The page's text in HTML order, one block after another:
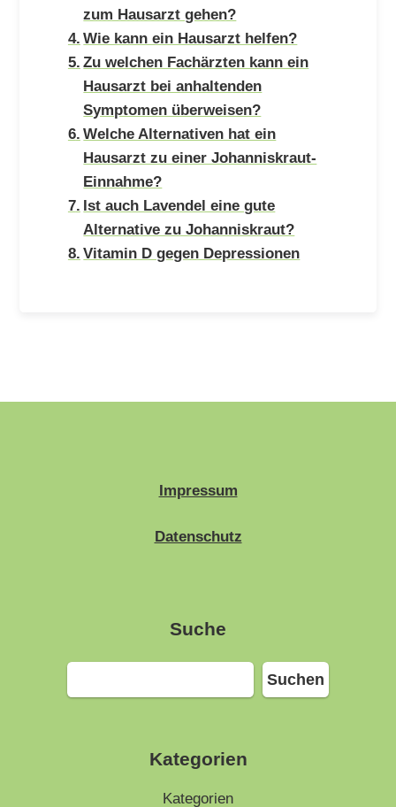
zum Hausarzt gehen?
Wie kann ein Hausarzt helfen?
Zu welchen Fachärzten kann ein
Hausarzt bei anhaltenden
Symptomen überweisen?
Welche Alternativen hat ein
Hausarzt zu einer Johanniskraut-
Einnahme?
Ist auch Lavendel eine gute
Alternative zu Johanniskraut?
Vitamin D gegen Depressionen
Impressum
Datenschutz
Suche
Suchen
Suchen
Kategorien
Kategorien